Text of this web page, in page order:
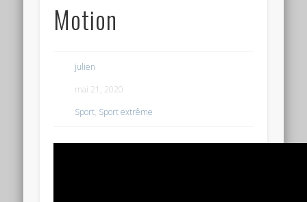
Motion
julien
mai 21, 2020
Sport, Sport extrême